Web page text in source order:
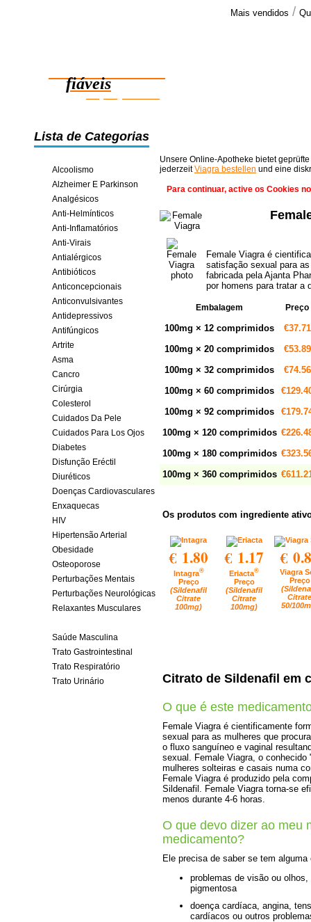
Mais vendidos /
fiáveis
poupança online
Lista de Categorias
Alcoolismo
Alzheimer E Parkinson
Analgésicos
Anti-Helmínticos
Anti-Inflamatórios
Anti-Virais
Antialérgicos
Antibióticos
Anticoncepcionais
Anticonvulsivantes
Antidepressivos
Antifúngicos
Artrite
Asma
Cancro
Cirúrgia
Colesterol
Cuidados Da Pele
Cuidados Para Los Ojos
Diabetes
Disfunção Eréctil
Diuréticos
Doenças Cardiovasculares
Enxaquecas
HIV
Hipertensão Arterial
Obesidade
Osteoporose
Perturbações Mentais
Perturbações Neurológicas
Relaxantes Musculares
Saúde Masculina
Trato Gastrointestinal
Trato Respiratório
Trato Urinário
Unsere Online-Apotheke bietet
jederzeitViagra bestellen und eine
Para continuar, active os Cookies
Female Viagra é
satisfação sexual para
fabricada pela Ajanta
por homens para tratar a
Embalagem Preço
100mg × 12 comprimidos
€37.71
100mg × 20 comprimidos
€53.89
100mg × 32 comprimidos
€74.56
100mg × 60 comprimidos
100mg × 92 comprimidos
100mg × 120 comprimidos
100mg × 180 comprimidos
100mg × 360 comprimidos
Os produtos com ingrediente
€ 1.80
Intagra®
Preço
(Sildenafil
Citrate
100mg)
€ 1.17
Eriacta®
Preço
(Sildenafil
Citrate
100mg)
€
Viagra
Preço
Citrate
50/
Citrato de Sildenafil em
O que é este
Female Viagra é cientificamente
sexual para as mulheres que
o fluxo sanguíneo e vaginal
sexual. Female Viagra, o
mulheres solteiras e casais numa
Female Viagra é produzido pela
Sildenafil. Female Viagra torna-se
menos durante 4-6 horas.
O que devo dizer ao meu
medicamento?
Ele precisa de saber se tem
problemas de visão ou
pigmentosa
doença cardíaca, angina,
cardíacos ou outros